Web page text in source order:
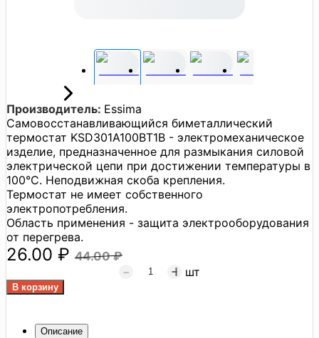
Производитель: Essima
Самовосстанавливающийся биметаллический
термостат KSD301A100BT1B - электромеханическое
изделие, предназначенное для размыкания силовой
электрической цепи при достижении температуры в
100°С. Неподвижная скоба крепления.
Термостат не имеет собственного
электропотребления.
Область применения - защита электрооборудования
от перегрева.
26.00 ₽ 44.00 ₽
шт
Описание